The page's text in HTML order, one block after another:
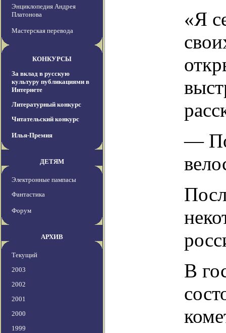
Энциклопедия Андрея
Платонова
Мастерская перевода
КОНКУРСЫ
За вклад в русскую
культуру публикациями в
Интернете
Литературный конкурс
Читательский конкурс
Илья-Премия
ДЕТЯМ
Электронные пампасы
Фантастика
Форум
АРХИВ
Текущий
2003
2002
2001
2000
1999
«Я
— По
В